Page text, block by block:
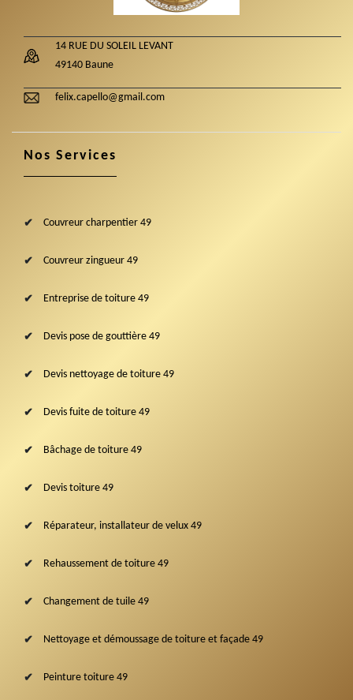
14 RUE DU SOLEIL LEVANT
49140 Baune
felix.capello@gmail.com
Nos Services
Couvreur charpentier 49
Couvreur zingueur 49
Entreprise de toiture 49
Devis pose de gouttière 49
Devis nettoyage de toiture 49
Devis fuite de toiture 49
Bâchage de toiture 49
Devis toiture 49
Réparateur, installateur de velux 49
Rehaussement de toiture 49
Changement de tuile 49
Nettoyage et démoussage de toiture et façade 49
Peinture toiture 49